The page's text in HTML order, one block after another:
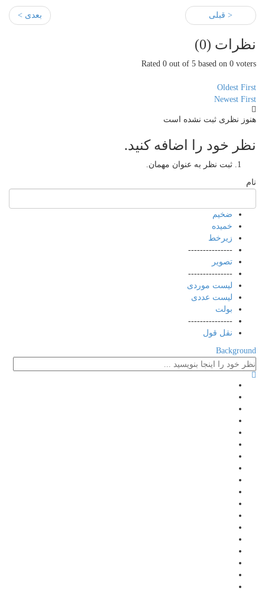
< قبلی بعدی >
نظرات (0
)
Rated 0 out of 5 based on 0 voters
Oldest First
Newest First
هنوز نظری ثبت نشده است
نظر خود را اضافه کنید.
ثبت نظر به عنوان مهمان.
نام
ضخیم
خمیده
زیرخط
---------------
تصویر
---------------
لیست موردی
لیست عددی
بولت
---------------
نقل قول
Background